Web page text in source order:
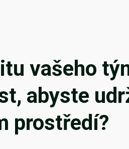
vašeho
abyste
prostředí?